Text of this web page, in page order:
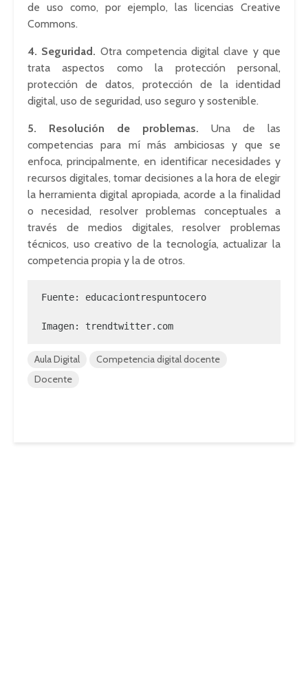
de uso como, por ejemplo, las licencias Creative
Commons.
4. Seguridad. Otra competencia digital clave y que
trata aspectos como la protección personal,
protección de datos, protección de la identidad
digital, uso de seguridad, uso seguro y sostenible.
5. Resolución de problemas. Una de las
competencias para mí más ambiciosas y que se
enfoca, principalmente, en identificar necesidades y
recursos digitales, tomar decisiones a la hora de elegir
la herramienta digital apropiada, acorde a la finalidad
o necesidad, resolver problemas conceptuales a
través de medios digitales, resolver problemas
técnicos, uso creativo de la tecnología, actualizar la
competencia propia y la de otros.
Fuente: educaciontrespuntocero
Imagen: trendtwitter.com
Aula Digital
Competencia digital docente
Docente